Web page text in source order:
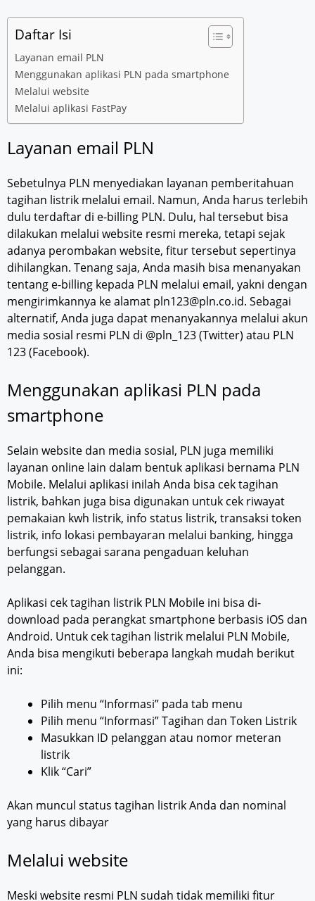
Daftar Isi
Layanan email PLN
Menggunakan aplikasi PLN pada smartphone
Melalui website
Melalui aplikasi FastPay
Layanan email PLN
Sebetulnya PLN menyediakan layanan pemberitahuan
tagihan listrik melalui email. Namun, Anda harus terlebih
dulu terdaftar di e-billing PLN. Dulu, hal tersebut bisa
dilakukan melalui website resmi mereka, tetapi sejak
adanya perombakan website, fitur tersebut sepertinya
dihilangkan. Tenang saja, Anda masih bisa menanyakan
tentang e-billing kepada PLN melalui email, yakni dengan
mengirimkannya ke alamat pln123@pln.co.id. Sebagai
alternatif, Anda juga dapat menanyakannya melalui akun
media sosial resmi PLN di @pln_123 (Twitter) atau PLN
123 (Facebook).
Menggunakan aplikasi PLN pada
smartphone
Selain website dan media sosial, PLN juga memiliki
layanan online lain dalam bentuk aplikasi bernama PLN
Mobile. Melalui aplikasi inilah Anda bisa cek tagihan
listrik, bahkan juga bisa digunakan untuk cek riwayat
pemakaian kwh listrik, info status listrik, transaksi token
listrik, info lokasi pembayaran melalui banking, hingga
berfungsi sebagai sarana pengaduan keluhan
pelanggan.
Aplikasi cek tagihan listrik PLN Mobile ini bisa di-
download pada perangkat smartphone berbasis iOS dan
Android. Untuk cek tagihan listrik melalui PLN Mobile,
Anda bisa mengikuti beberapa langkah mudah berikut
ini:
Pilih menu “Informasi” pada tab menu
Pilih menu “Informasi” Tagihan dan Token Listrik
Masukkan ID pelanggan atau nomor meteran
listrik
Klik “Cari”
Akan muncul status tagihan listrik Anda dan nominal
yang harus dibayar
Melalui website
Meski website resmi PLN sudah tidak memiliki fitur